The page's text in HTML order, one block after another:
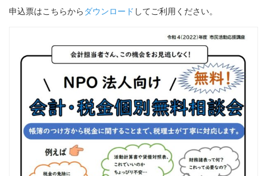
申込票はこちらから ダウンロード してご利用ください。